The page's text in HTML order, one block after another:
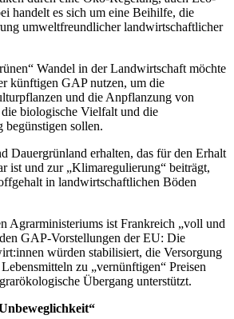
handelt es sich um eine Beihilfe, die
umweltfreundlicher landwirtschaftlicher
Wandel in der Landwirtschaft möchte
künftigen GAP nutzen, um die
und die Anpflanzung von
biologische Vielfalt und die
begünstigen sollen.
Dauergrünland erhalten, das für den Erhalt
ist und zur „Klimaregulierung“ beiträgt,
in landwirtschaftlichen Böden
Agrarministeriums ist Frankreich „voll und
GAP-Vorstellungen der EU: Die
würden stabilisiert, die Versorgung
zu „vernünftigen“ Preisen
Übergang unterstützt.